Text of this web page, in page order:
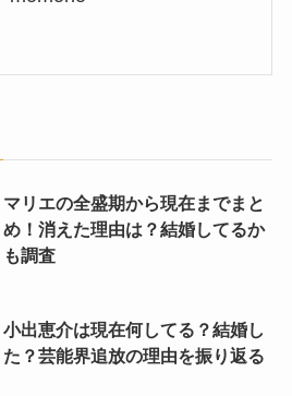
マリエの全盛期から現在までまと
め！消えた理由は？結婚してるか
も調査
小出恵介は現在何してる？結婚し
た？芸能界追放の理由を振り返る